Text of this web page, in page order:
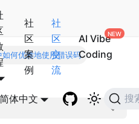
社
区
案
例
社
区
交
流
AI Vibe
Coding
简体中文 搜
何优雅地使用错误码